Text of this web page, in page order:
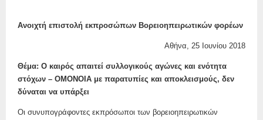
Ανοιχτή επιστολή εκπροσώπων Βορειοηπειρωτικών φορέων
Αθήνα, 25 Ιουνίου 2018
Θέμα: Ο καιρός απαιτεί συλλογικούς αγώνες και ενότητα
στόχων – ΟΜΟΝΟΙΑ με παρατυπίες και αποκλεισμούς, δεν
δύναται να υπάρξει
Οι συνυπογράφοντες εκπρόσωποι των βορειοηπειρωτικών